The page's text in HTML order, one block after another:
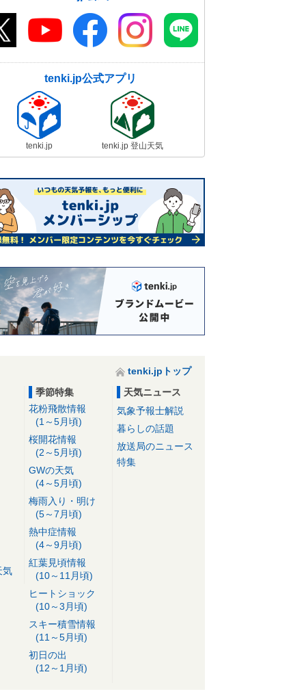
tenki.jp公式アプリ
tenki.jp tenki.jp 登山天気
tenki.jpトップ
気
季節特集
花粉飛散情報
(1～5月頃)
桜開花情報
(2～5月頃)
GWの天気
(4～5月頃)
梅雨入り・明け
(5～7月頃)
熱中症情報
(4～9月頃)
紅葉見頃情報
(10～11月頃)
ヒートショック
(10～3月頃)
スキー積雪情報
(11～5月頃)
初日の出
(12～1月頃)
天気ニュース
気象予報士解説
暮らしの話題
放送局のニュース
特集